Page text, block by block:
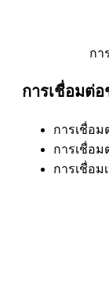
กา
การเชื่อมต่
การเชื่อ
การเชื่อ
การเชื่อ